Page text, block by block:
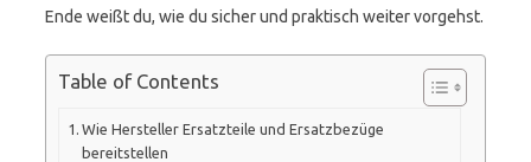
Ende weißt du, wie du sicher und praktisch weiter vorgehst.
Table of Contents
Wie Hersteller Ersatzteile und Ersatzbezüge
bereitstellen